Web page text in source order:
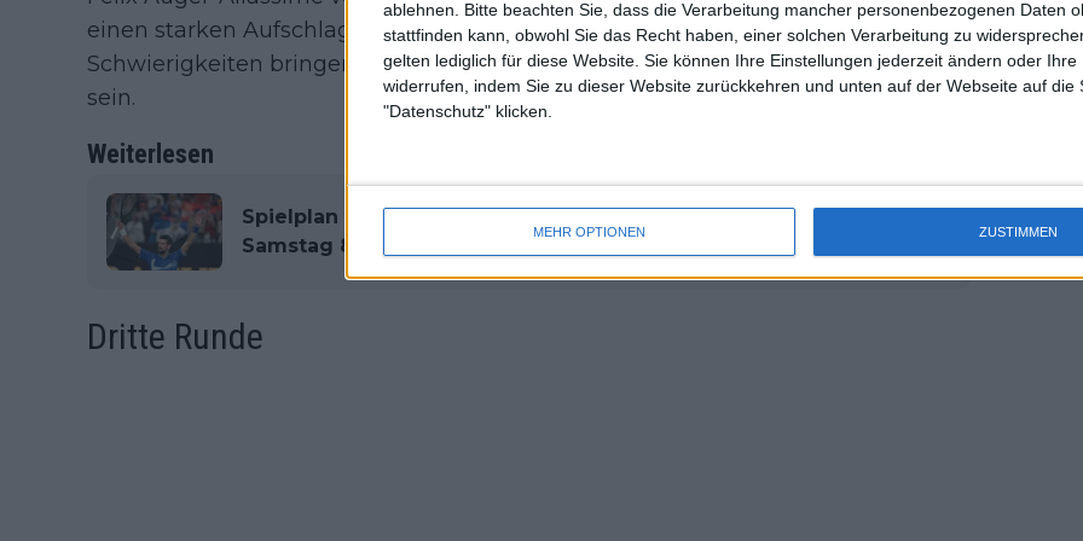
ablehnen. Bitte beachten Sie, dass die Verarbeitung mancher personenbezogenen Daten
stattfinden kann, obwohl Sie das Recht haben, einer solchen Verarbeitung zu
gelten lediglich für diese Website. Sie können Ihre Einstellungen jederzeit ändern oder Ihre
widerrufen, indem Sie zu dieser Website zurückkehren und unten auf der Webseite auf die
"Datenschutz" klicken.
MEHR OPTIONEN ZUSTIMMEN
einen starken Aufschlag im Arsenal, der den Murcianer an einem guten Tag in
Schwierigkeiten bringen könnte. Es wird das erste Aufeinandertreffen der beiden
sein.
Weiterlesen
Spielplan und Vorschau Indian Wells Open 2025 Tag vier
Samstag 8. März mit Djokovic, Sabalenka, Alcaraz und Gauff
Dritte Runde
uss
mal
des